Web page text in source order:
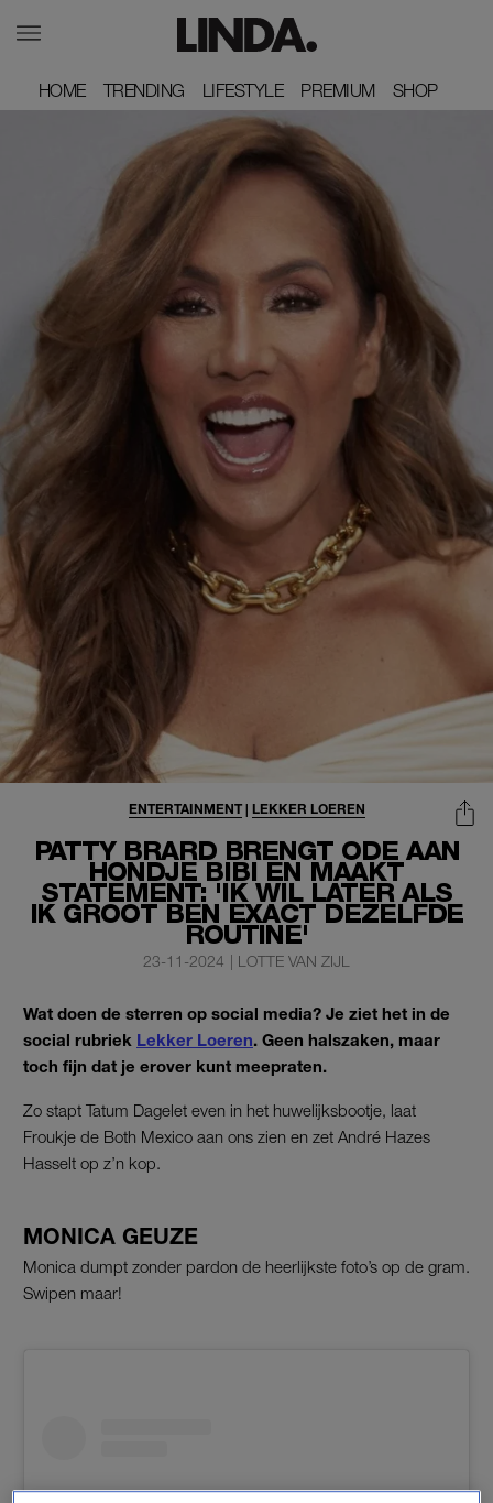
HOME
HOME TRENDING
TRENDING LIFESTYLE
LIFESTYLE PREMIUM
PREMIUM SHOP
SHOP
PATTY BRARD BRENGT ODE AAN
HONDJE BIBI EN MAAKT
STATEMENT: 'IK WIL LATER ALS
IK GROOT BEN EXACT DEZELFDE
ROUTINE'
ENTERTAINMENT| LEKKER LOEREN
23-11-2024 | LOTTE VAN ZIJL
Wat doen de sterren op social media? Je ziet het in de
social rubriek Lekker Loeren. Geen halszaken, maar
toch fijn dat je erover kunt meepraten.
Zo stapt Tatum Dagelet even in het huwelijksbootje, laat
Froukje de Both Mexico aan ons zien en zet André Hazes
Hasselt op z’n kop.
MONICA GEUZE
Monica dumpt zonder pardon de heerlijkste foto’s op de gram.
Swipen maar!